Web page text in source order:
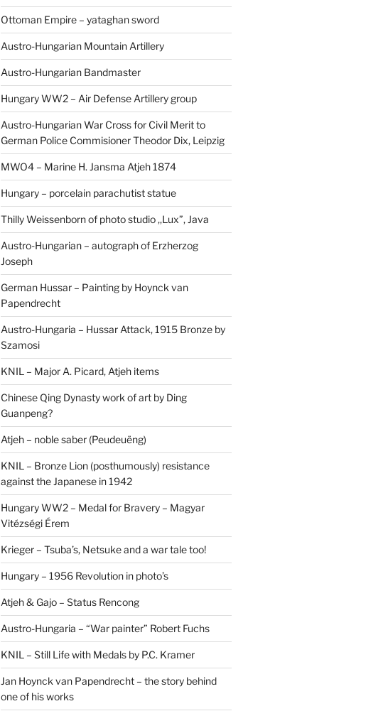
Ottoman Empire – yataghan sword
Austro-Hungarian Mountain Artillery
Austro-Hungarian Bandmaster
Hungary WW2 – Air Defense Artillery group
Austro-Hungarian War Cross for Civil Merit to
German Police Commisioner Theodor Dix, Leipzig
MWO4 – Marine H. Jansma Atjeh 1874
Hungary – porcelain parachutist statue
Thilly Weissenborn of photo studio ,,Lux”, Java
Austro-Hungarian – autograph of Erzherzog
Joseph
German Hussar – Painting by Hoynck van
Papendrecht
Austro-Hungaria – Hussar Attack, 1915 Bronze by
Szamosi
KNIL – Major A. Picard, Atjeh items
Chinese Qing Dynasty work of art by Ding
Guanpeng?
Atjeh – noble saber (Peudeuëng)
KNIL – Bronze Lion (posthumously) resistance
against the Japanese in 1942
Hungary WW2 – Medal for Bravery – Magyar
Vitézségi Érem
Krieger – Tsuba’s, Netsuke and a war tale too!
Hungary – 1956 Revolution in photo’s
Atjeh & Gajo – Status Rencong
Austro-Hungaria – “War painter” Robert Fuchs
KNIL – Still Life with Medals by P.C. Kramer
Jan Hoynck van Papendrecht – the story behind
one of his works